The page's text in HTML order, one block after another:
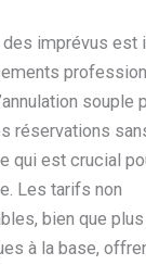
imprévus est
souple
réservations
qui est crucial
Les tarifs non
bien que plus
à la base,